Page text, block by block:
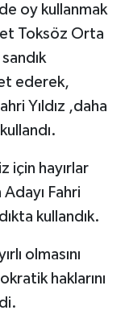
oy kullanmak
Toksöz Orta
ederek,
Yıldız ,daha
için hayırlar
Fahri
kullandık.
olmasını
haklarını